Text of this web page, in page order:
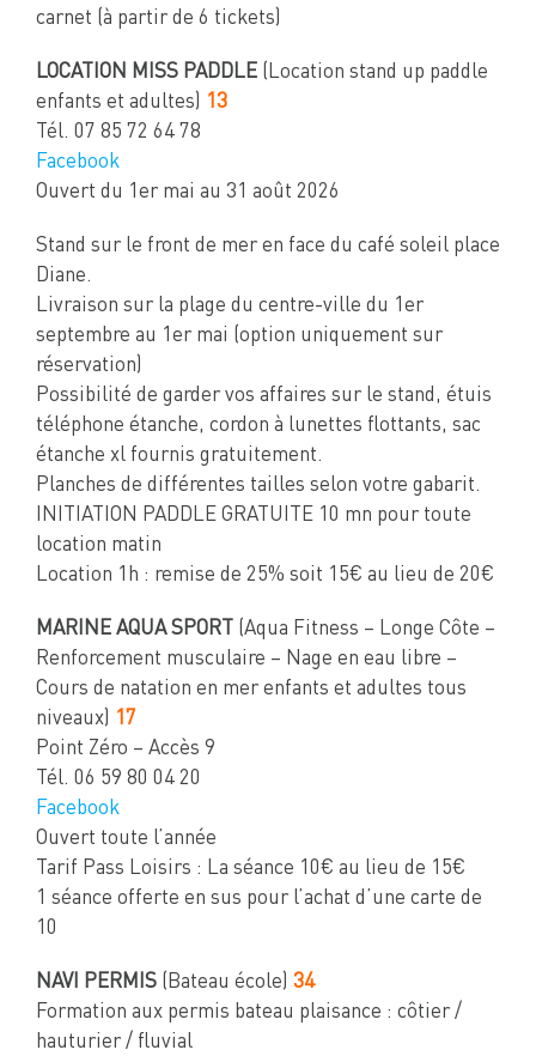
carnet (à partir de 6 tickets)
LOCATION MISS PADDLE (Location stand up paddle
enfants et adultes) 13
Tél. 07 85 72 64 78
Facebook
Ouvert du 1er mai au 31 août 2026
Stand sur le front de mer en face du café soleil place
Diane.
Livraison sur la plage du centre-ville du 1er
septembre au 1er mai (option uniquement sur
réservation)
Possibilité de garder vos affaires sur le stand, étuis
téléphone étanche, cordon à lunettes flottants, sac
étanche xl fournis gratuitement.
Planches de différentes tailles selon votre gabarit.
INITIATION PADDLE GRATUITE 10 mn pour toute
location matin
Location 1h : remise de 25% soit 15€ au lieu de 20€
MARINE AQUA SPORT
(Aqua Fitness – Longe Côte –
Renforcement musculaire – Nage en eau libre –
Cours de natation en mer enfants et adultes tous
niveaux) 17
Point Zéro – Accès 9
Tél. 06 59 80 04 20
Facebook
Ouvert toute l’année
Tarif Pass Loisirs : La séance 10€ au lieu de 15€
1 séance offerte en sus pour l’achat d’une carte de
10
NAVI PERMIS (Bateau école) 34
Formation aux permis bateau plaisance : côtier /
hauturier / fluvial